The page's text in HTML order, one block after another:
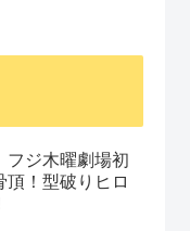
フジ木曜劇場初
頂！型破りヒロ